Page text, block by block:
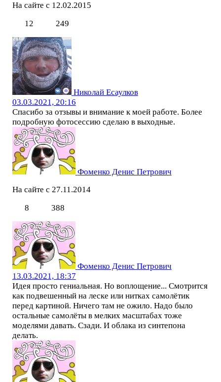
На сайте с 12.02.2015
12
249
Николай Есаулков
03.03.2021, 20:16
Спасибо за отзывы и внимание к моей работе. Более
подробную фотосессию сделаю в выходные.
Фоменко Денис Петрович
На сайте с 27.11.2014
8
388
Фоменко Денис Петрович
13.03.2021, 18:37
Идея просто гениальная. Но воплощение... Смотрится
как подвешенный на леске или нитках самолётик
перед картиной. Ничего там не ожило. Надо было
остальные самолёты в мелких масштабах тоже
моделями давать. Сзади. И облака из синтепона
делать.